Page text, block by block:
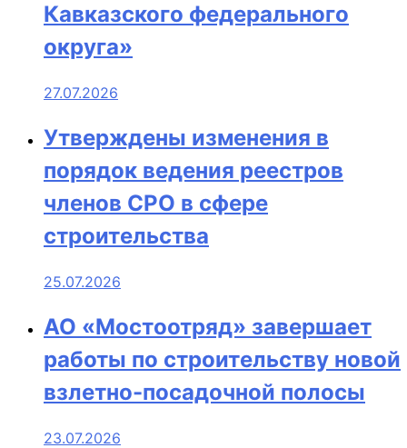
Кавказского федерального
округа»
27.07.2026
Утверждены изменения в
порядок ведения реестров
членов СРО в сфере
строительства
25.07.2026
АО «Мостоотряд» завершает
работы по строительству новой
взлетно-посадочной полосы
23.07.2026